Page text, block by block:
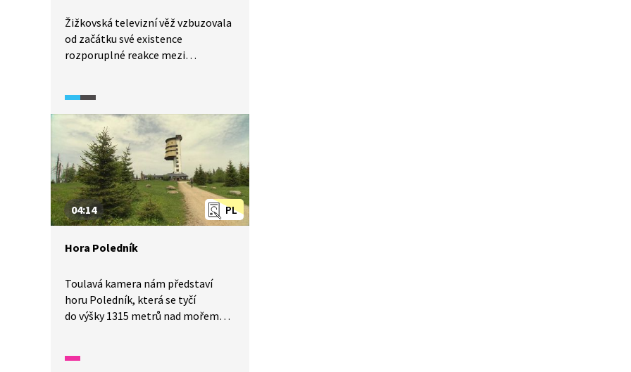
Žižkovská televizní věž vzbuzovala
od začátku své existence
rozporuplné reakce mezi
budoucnosti, podle jiných se vůbec
nehodila do panoramatu Prahy
plného historických budov.
Následující reportáž představí
současnost i pozadí vzniku této
zajímavé stavby, která je dodnes
nejvyšší budovou v Česku a dodnes
vyvolává emoce.
PL
04:14
Hora Poledník
Toulavá kamera nám představí
horu Poledník, která se tyčí
do výšky 1315 metrů nad mořem
poznáte snadno. Její dominantou